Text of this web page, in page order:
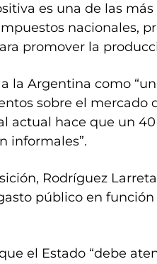
es una de las
nacionales,
promover la
la Argentina como
sobre el mercado
actual hace que un
informales”.
Rodríguez
público en función
el Estado “debe